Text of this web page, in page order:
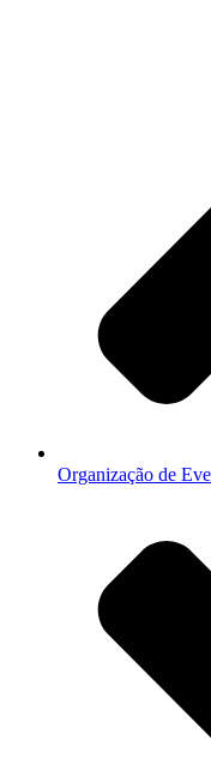
Organização de